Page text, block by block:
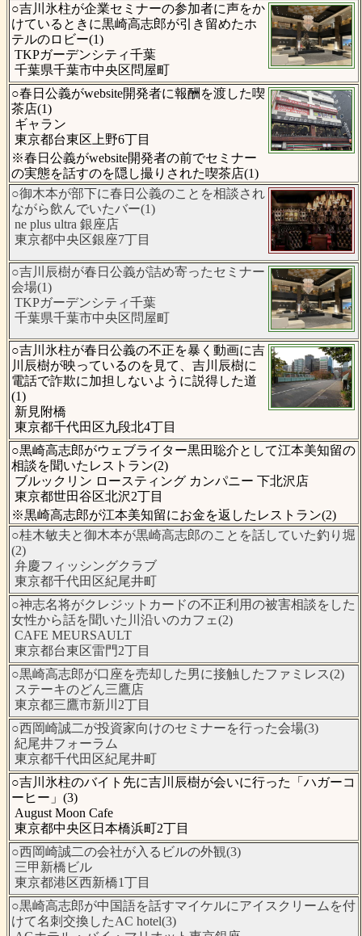
○吉川氷柱が企業セミナーの参加者に声をか
けているときに黒崎高志郎が引き留めたホ
テルのロビー(1)
TKPガーデンシティ千葉
千葉県千葉市中央区問屋町
○春日公義がwebsite開発者に報酬を渡した喫
茶店(1)
ギャラン
東京都台東区上野6丁目
※春日公義がwebsite開発者の前でセミナー
の実態を話すのを隠し撮りされた喫茶店(1)
○御木本が部下に春日公義のことを相談され
ながら飲んでいたバー(1)
ne plus ultra 銀座店
東京都中央区銀座7丁目
○吉川辰樹が春日公義が詰め寄ったセミナー
会場(1)
TKPガーデンシティ千葉
千葉県千葉市中央区問屋町
○吉川氷柱が春日公義の不正を暴く動画に吉
川辰樹が映っているのを見て、吉川辰樹に
電話で詐欺に加担しないように説得した道
(1)
新見附橋
東京都千代田区九段北4丁目
○黒崎高志郎がウェブライター黒田聡介として江本美知留の
相談を聞いたレストラン(2)
ブルックリン ロースティング カンパニー 下北沢店
東京都世田谷区北沢2丁目
※黒崎高志郎が江本美知留にお金を返したレストラン(2)
○桂木敏夫と御木本が黒崎高志郎のことを話していた釣り堀
(2)
弁慶フィッシングクラブ
東京都千代田区紀尾井町
○神志名将がクレジットカードの不正利用の被害相談をした
女性から話を聞いた川沿いのカフェ(2)
CAFE MEURSAULT
東京都台東区雷門2丁目
○黒崎高志郎が口座を売却した男に接触したファミレス(2)
ステーキのどん三鷹店
東京都三鷹市新川2丁目
○西岡崎誠二が投資家向けのセミナーを行った会場(3)
紀尾井フォーラム
東京都千代田区紀尾井町
○吉川氷柱のバイト先に吉川辰樹が会いに行った「ハガーコ
ーヒー」(3)
August Moon Cafe
東京都中央区日本橋浜町2丁目
○西岡崎誠二の会社が入るビルの外観(3)
三甲新橋ビル
東京都港区西新橋1丁目
○黒崎高志郎が中国語を話すマイケルにアイスクリームを付
けて名刺交換したAC hotel(3)